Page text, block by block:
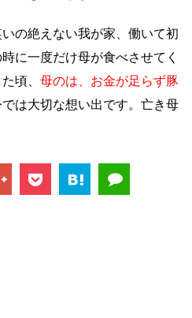
の絶えない我が家、働いて初
に一度だけ母が食べさせてく
頃、 母のは、お金が足らず豚
は大切な想い出です。亡き母